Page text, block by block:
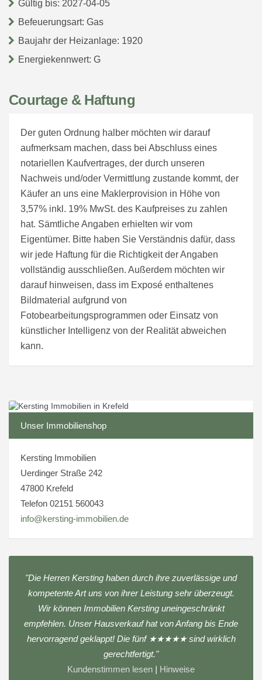
Gültig bis: 2027-04-05
Befeuerungsart: Gas
Baujahr der Heizanlage: 1920
Energiekennwert: G
Courtage & Haftung
Der guten Ordnung halber möchten wir darauf
aufmerksam machen, dass bei Abschluss eines
notariellen Kaufvertrages, der durch unseren
Nachweis und/oder Vermittlung zustande kommt, der
Käufer an uns eine Maklerprovision in Höhe von
3,57% inkl. 19% MwSt. des Kaufpreises zu zahlen
hat. Sämtliche Angaben erhielten wir vom
Eigentümer. Bitte haben Sie Verständnis dafür, dass
wir jede Haftung für die Richtigkeit der Angaben
vollständig ausschließen. Außerdem möchten wir
darauf hinweisen, dass im Exposé enthaltenes
Bildmaterial aufgrund von
Fotobearbeitungsprogrammen oder Einsatz von
künstlicher Intelligenz von der Realität abweichen
kann.
Unser Immobilienshop
Kersting Immobilien
Uerdinger Straße 242
47800 Krefeld
Telefon 02151 560043
info@kersting-immobilien.de
"Die Herren Kersting haben durch ihre zuverlässige und
kompetente Art uns von ihrer Leistung sehr überzeugt.
Wir können Immobilien Kersting uneingeschränkt
empfehlen. Unser Hausverkauf hat von Anfang bis Ende
hervorragend geklappt! Die fünf ★★★★★ sind wirklich
gerechtfertigt."
Kundenstimmen lesen | Hinweise